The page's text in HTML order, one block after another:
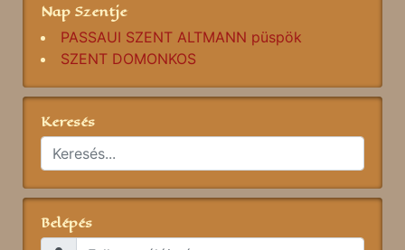
Nap Szentje
PASSAUI SZENT ALTMANN püspök
SZENT DOMONKOS
Keresés
Belépés